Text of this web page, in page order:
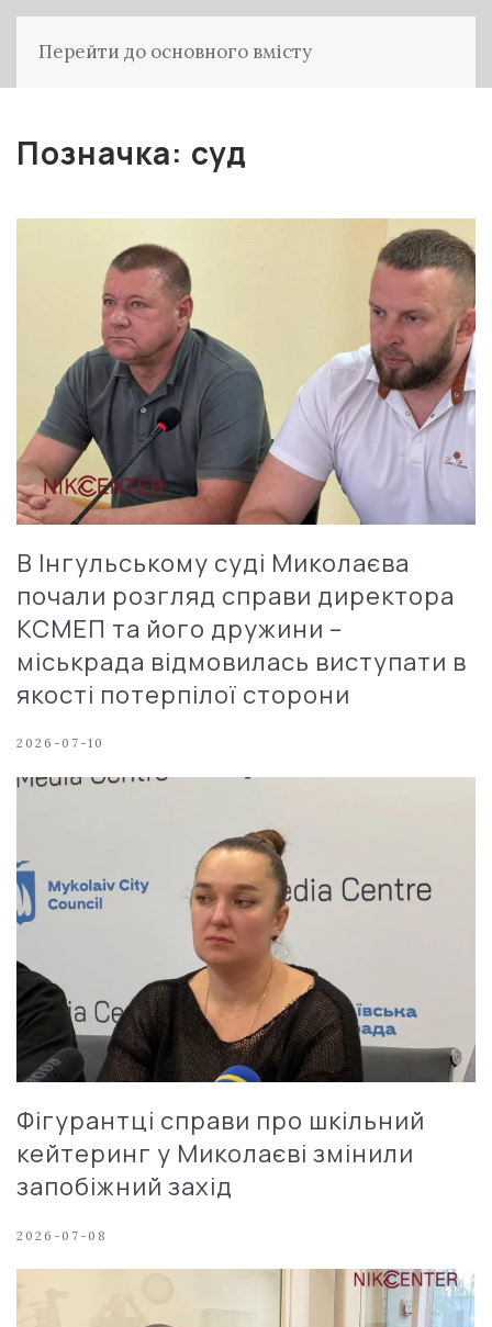
Перейти до основного вмісту
Позначка: суд
В Інгульському суді Миколаєва
почали розгляд справи директора
КСМЕП та його дружини –
міськрада відмовилась виступати в
якості потерпілої сторони
2026-07-10
Фігурантці справи про шкільний
кейтеринг у Миколаєві змінили
запобіжний захід
2026-07-08